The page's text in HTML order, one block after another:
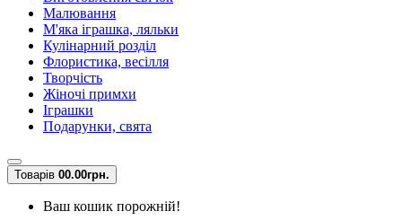
Малювання
М'яка іграшка, ляльки
Кулінарний розділ
Флористика, весілля
Творчість
Жіночі примхи
Іграшки
Подарунки, свята
Товарів 00.00грн.
Ваш кошик порожній!